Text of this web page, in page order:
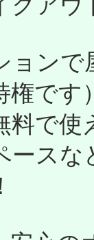
クア
ンで
権です
料で
ース